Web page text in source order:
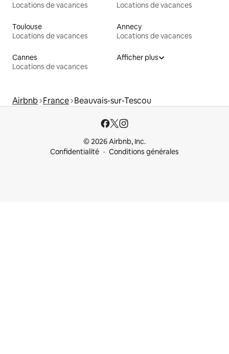
Locations de vacances
Locations de vacances
Toulouse
Locations de vacances
Annecy
Locations de vacances
Cannes
Locations de vacances
Afficher plus
Airbnb France Beauvais-sur-Tescou
© 2026 Airbnb, Inc.
Confidentialité
Conditions générales